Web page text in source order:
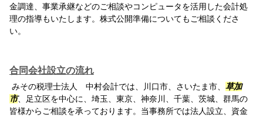
金調達、事業承継などのご相談やコンピュータを活用した会計処
理の指導もいたします。株式公開準備についてもご相談くださ
い。
合同会社設立の流れ
みその税理士法人 中村会計では、川口市、さいたま市、 草加
市、足立区を中心に、埼玉、東京、神奈川、千葉、茨城、群馬の
皆様からご相談を承っております。当事務所では法人設立、資金